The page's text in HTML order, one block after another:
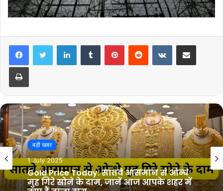
बड़ी खबर
1 July 2025
बड़ी खबर
28 June 2025